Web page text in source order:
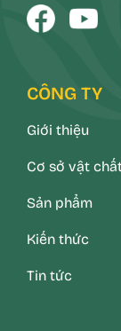
CÔNG TY
Giới thiệu
Cơ sở vật
Sản phẩm
Kiến thức
Tin tức